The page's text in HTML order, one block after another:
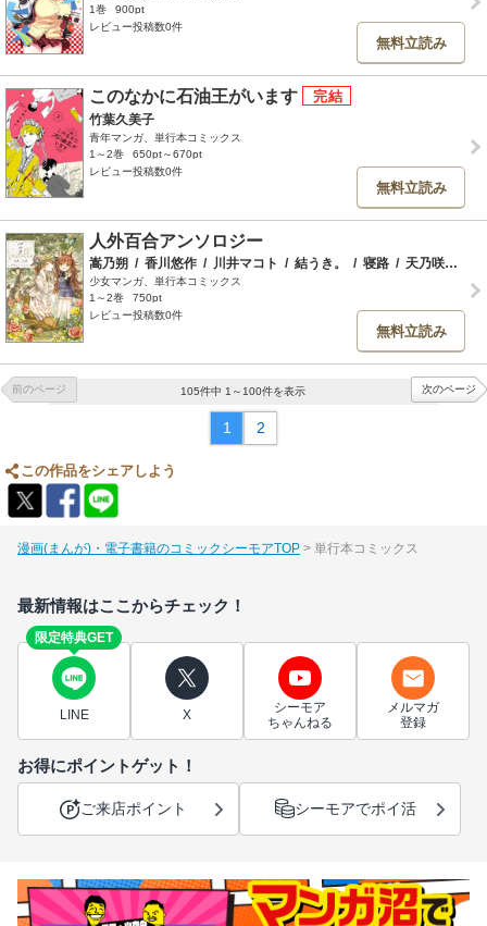
1巻
900pt
レビュー投稿数0件
無料立読み
このなかに石油王がいます
竹葉久美子
青年マンガ、単行本コミックス
1～2巻
650pt～670pt
レビュー投稿数0件
無料立読み
人外百合アンソロジー
嵩乃朔 / 香川悠作 / 川井マコト / 結うき。 / 寝路 / 天乃咲哉
少女マンガ、単行本コミックス
1～2巻
750pt
レビュー投稿数0件
無料立読み
前のページ 105件中 1～100件を表示 次のページ
1 2
この作品をシェアしよう
漫画(まんが)・電子書籍のコミックシーモアTOP 単行本コミックス
最新情報はここからチェック！
限定特典GET
LINE X
シーモア
ちゃんねる
メルマガ
登録
お得にポイントゲット！
ご来店ポイント シーモアでポイ活